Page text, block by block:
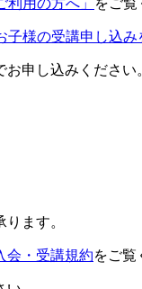
子様の受講申し込み
申し込みください
ます。
会・受講規約をご覧